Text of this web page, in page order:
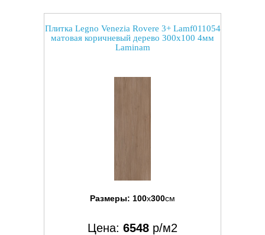
Плитка Legno Venezia Rovere 3+ Lamf011054
матовая коричневый дерево 300x100 4мм
Laminam
Размеры: 100x300см
Цена: 6548 р/м2